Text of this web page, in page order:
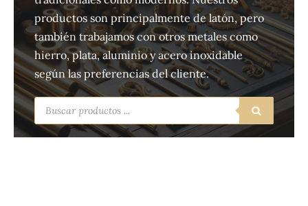
productos son principalmente de latón, pero
también trabajamos con otros metales como
hierro, plata, aluminio y acero inoxidable
según las preferencias del cliente.
Búsqueda
de
productos